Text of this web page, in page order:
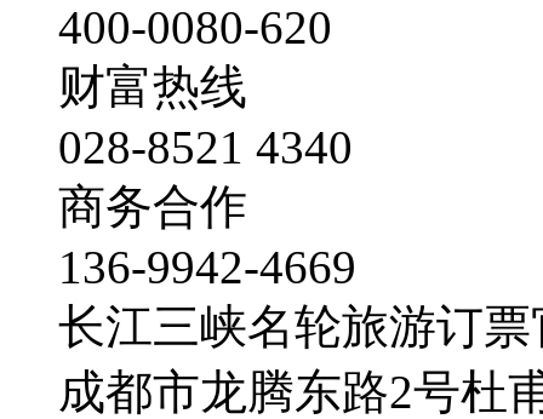
400-0080-620
财富热线
028-8521 4340
商务合作
136-9942-4669
长江三峡名轮旅游订
成都市龙腾东路2号杜